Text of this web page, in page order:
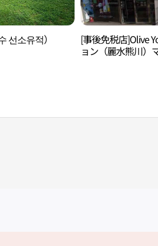
선소유적）
[事後免税店]Olive
ョン（麗水熊川）